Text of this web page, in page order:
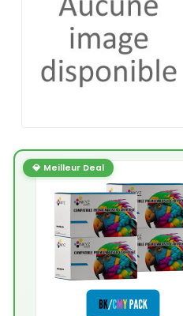
💎 Meilleur Deal